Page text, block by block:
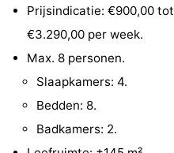
Texel
Kustpark
Sluftervallei
Strandhuys
Prijsindicatie: €900,00 tot
€3.290,00 per week.
Max. 8 personen.
Slaapkamers: 4.
Bedden: 8.
Badkamers: 2.